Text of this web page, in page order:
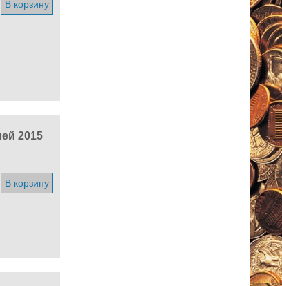
В корзину
2015
В корзину